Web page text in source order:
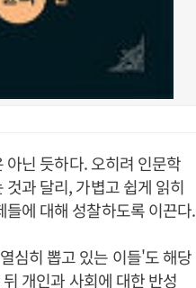
아닌 듯하다. 오히려 인문학
과 달리, 가볍고 쉽게 읽히
에 대해 성찰하도록 이끈다.
심히 뽑고 있는 이들'도 해당
개인과 사회에 대한 반성